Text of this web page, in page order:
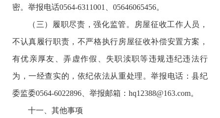
密。举报电话0564-6311001、05646065456。
（三）履职尽责，强化监管。房屋征收工作人员，
不认真履行职责，不严格执行房屋征收补偿安置方案，
有优亲厚友、弄虚作假、失职渎职等违规违纪违法行
为，一经查实的，依纪依法从重处理。举报电话：县纪
委监委0564-6022896、举报邮箱：hq12388@163.com。
十一、其他事项